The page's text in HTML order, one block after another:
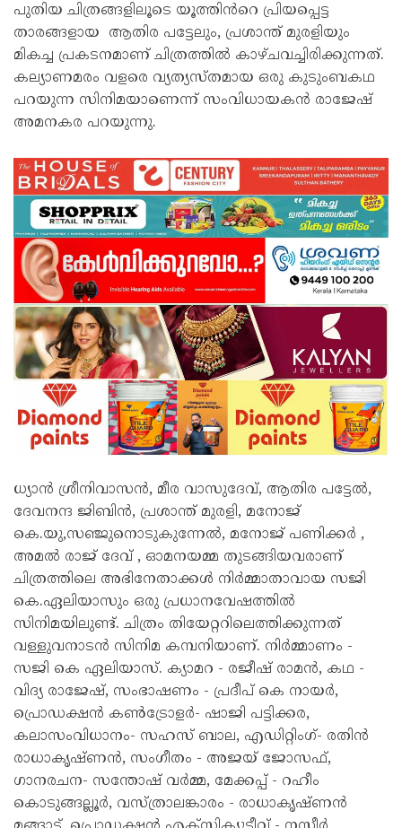
പുതിയ ചിത്രങ്ങളിലൂടെ യൂത്തിൻറെ പ്രിയപ്പെട്ട
താരങ്ങളായ ആതിര പട്ടേലും, പ്രശാന്ത് മുരളിയും
മികച്ച പ്രകടനമാണ് ചിത്രത്തിൽ കാഴ്ചവച്ചിരിക്കുന്നത്.
കല്യാണമരം വളരെ വ്യത്യസ്തമായ ഒരു കുടുംബകഥ
പറയുന്ന സിനിമയാണെന്ന് സംവിധായകൻ രാജേഷ്
അമനകര പറയുന്നു.
ധ്യാൻ ശ്രീനിവാസൻ, മീര വാസുദേവ്, ആതിര പട്ടേൽ,
ദേവനന്ദ ജിബിൻ, പ്രശാന്ത് മുരളി, മനോജ്
കെ.യു,സഞ്ജുനൊടുകുന്നേൽ, മനോജ് പണിക്കർ ,
അമൽ രാജ് ദേവ് , ഓമനയമ്മ തുടങ്ങിയവരാണ്
ചിത്രത്തിലെ അഭിനേതാക്കൾ നിർമ്മാതാവായ സജി
കെ.ഏലിയാസും ഒരു പ്രധാനവേഷത്തിൽ
സിനിമയിലുണ്ട്. ചിത്രം തിയേറ്ററിലെത്തിക്കുന്നത്
വള്ളുവനാടൻ സിനിമ കമ്പനിയാണ്. നിർമ്മാണം -
സജി കെ ഏലിയാസ്. ക്യാമറ - രജീഷ് രാമൻ, കഥ -
വിദ്യ രാജേഷ്, സംഭാഷണം - പ്രദീപ് കെ നായർ,
പ്രൊഡക്ഷൻ കൺട്രോളർ- ഷാജി പട്ടിക്കര,
കലാസംവിധാനം- സഹസ് ബാല, എഡിറ്റിംഗ്- രതിൻ
രാധാകൃഷ്ണൻ, സംഗീതം - അജയ് ജോസഫ്,
ഗാനരചന- സന്തോഷ് വർമ്മ, മേക്കപ്പ് - റഹീം
കൊടുങ്ങല്ലൂർ, വസ്ത്രാലങ്കാരം - രാധാകൃഷ്ണൻ